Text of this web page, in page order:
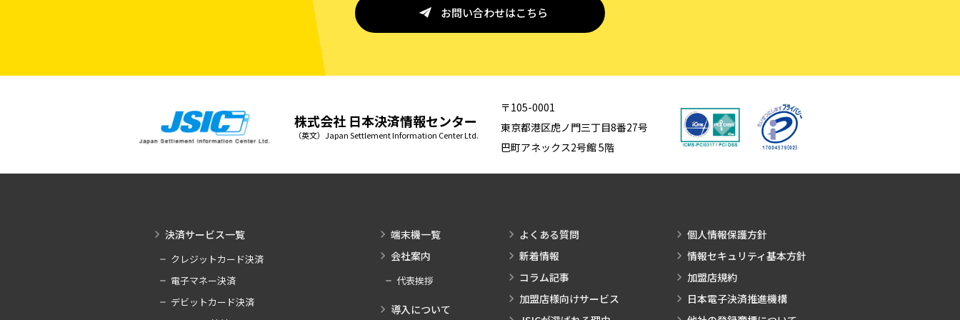
お問い合わせはこちら
株式会社 日本決済情報センター
（英文）Japan Settlement Information Center Ltd.
〒105-0001
東京都港区虎ノ門三丁目8番27号
巴町アネックス2号館 5階
決済サービス一覧
クレジットカード決済
電子マネー決済
デビットカード決済
端末機一覧
会社案内
代表挨拶
導入について
よくある質問
新着情報
コラム記事
加盟店様向けサービス
個人情報保護方針
情報セキュリティ基本方針
加盟店規約
日本電子決済推進機構